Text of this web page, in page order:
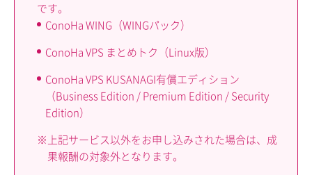
です。
ConoHa WING（WINGパック）
ConoHa VPS まとめトク（Linux版）
ConoHa VPS KUSANAGI有償エディション
（Business Edition / Premium Edition / Security
Edition）
※上記サービス以外をお申し込みされた場合は、成
果報酬の対象外となります。